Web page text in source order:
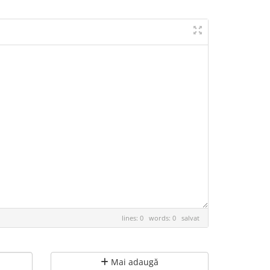
lines: 0 words: 0 salvat
Mai adaugă